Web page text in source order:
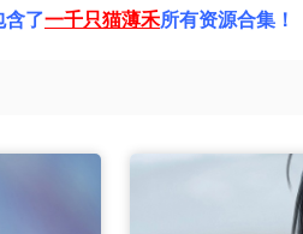
含了一千只猫薄禾所有资源合集！